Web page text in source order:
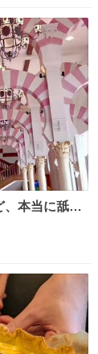
、本当に舐め
ロビーから
泊まってる